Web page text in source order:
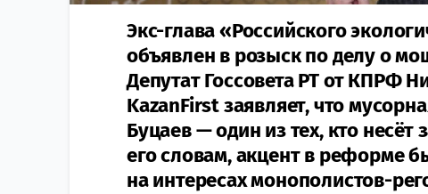
Экс-глава «Российского
объявлен в розыск по делу о
Депутат Госсовета РТ от КПРФ
KazanFirst заявляет, что
Буцаев — один из тех, кто несёт
его словам, акцент в реформе
на интересах монополистов-